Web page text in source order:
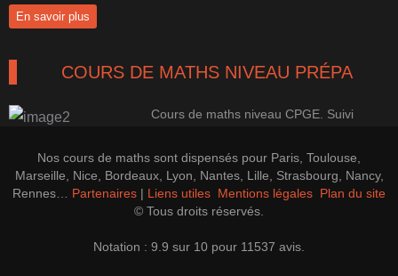
En savoir plus
COURS DE MATHS NIVEAU PRÉPA
En savoir plus
Cours de maths niveau CPGE. Suivi
efficace.
Nos cours de maths sont dispensés pour Paris, Toulouse,
Marseille, Nice, Bordeaux, Lyon, Nantes, Lille, Strasbourg, Nancy,
Rennes… Partenaires | Liens utiles Mentions légales Plan du site
© Tous droits réservés.
Notation : 9.9 sur 10 pour 11537 avis.